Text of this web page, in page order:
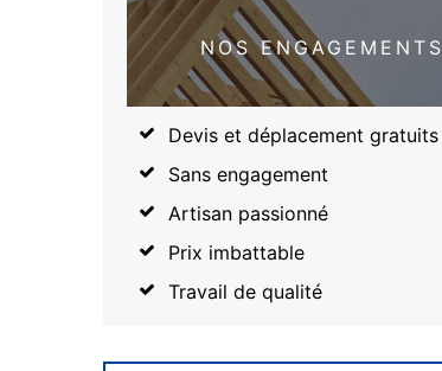
NOS ENGAGEMENTS
Devis et déplacement gratuits
Sans engagement
Artisan passionné
Prix imbattable
Travail de qualité